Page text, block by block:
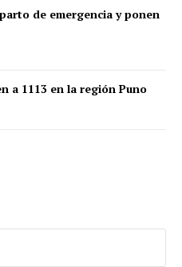
de emergencia y ponen
a 1113 en la región Puno